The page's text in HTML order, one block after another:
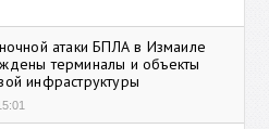
атаки БПЛА в Измаиле
терминалы и объекты
инфраструктуры